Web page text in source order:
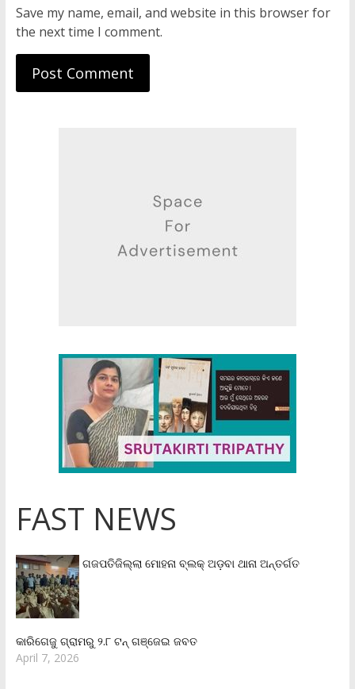
Save my name, email, and website in this browser for
the next time I comment.
FAST NEWS
ଗଜପତିଜିଲ୍ଲା ମୋହନା ବ୍ଲକ୍‌ ଅଡ଼ବା ଥାନା ଅନ୍ତର୍ଗତ
କାରିଗେଜୁ ଗ୍ରାମରୁ ୨.୮ ଟନ୍ ଗଞ୍ଜେଇ ଜବତ
April 7, 2026